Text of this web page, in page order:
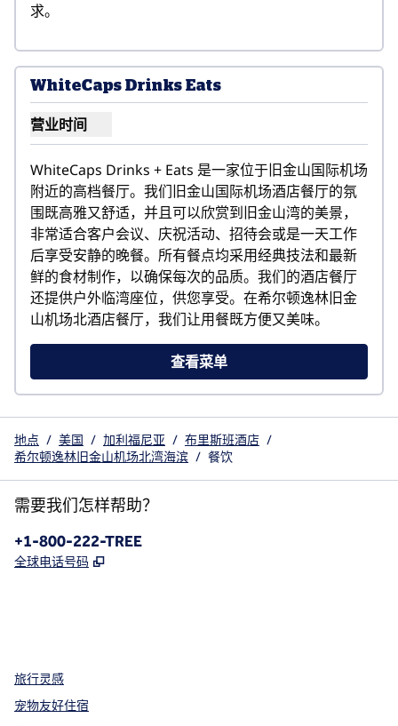
求。
WhiteCaps Drinks Eats
营业时间
WhiteCaps Drinks Eats 营业时间
WhiteCaps Drinks + Eats 是一家位于旧金山国际机场
附近的高档餐厅。我们旧金山国际机场酒店餐厅的氛
围既高雅又舒适，并且可以欣赏到旧金山湾的美景，
非常适合客户会议、庆祝活动、招待会或是一天工作
后享受安静的晚餐。所有餐点均采用经典技法和最新
鲜的食材制作，以确保每次的品质。我们的酒店餐厅
还提供户外临湾座位，供您享受。在希尔顿逸林旧金
山机场北酒店餐厅，我们让用餐既方便又美味。
查看菜单
地点 / 美国 / 加利福尼亚 / 布里斯班酒店 /
希尔顿逸林旧金山机场北湾海滨 / 餐饮
需要我们怎样帮助？
电话:
+1-800-222-TREE
全球电话号码 ,
旅行灵感
宠物友好住宿